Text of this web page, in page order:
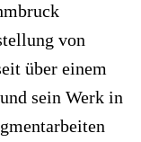
von
über einem
sein Werk in